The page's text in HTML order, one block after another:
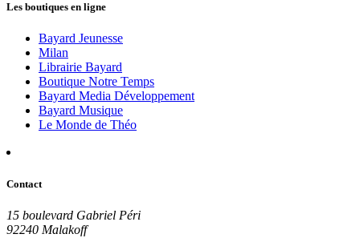
Les boutiques en ligne
Bayard Jeunesse
Milan
Librairie Bayard
Boutique Notre Temps
Bayard Media Développement
Bayard Musique
Le Monde de Théo
Contact
15 boulevard Gabriel Péri
92240 Malakoff